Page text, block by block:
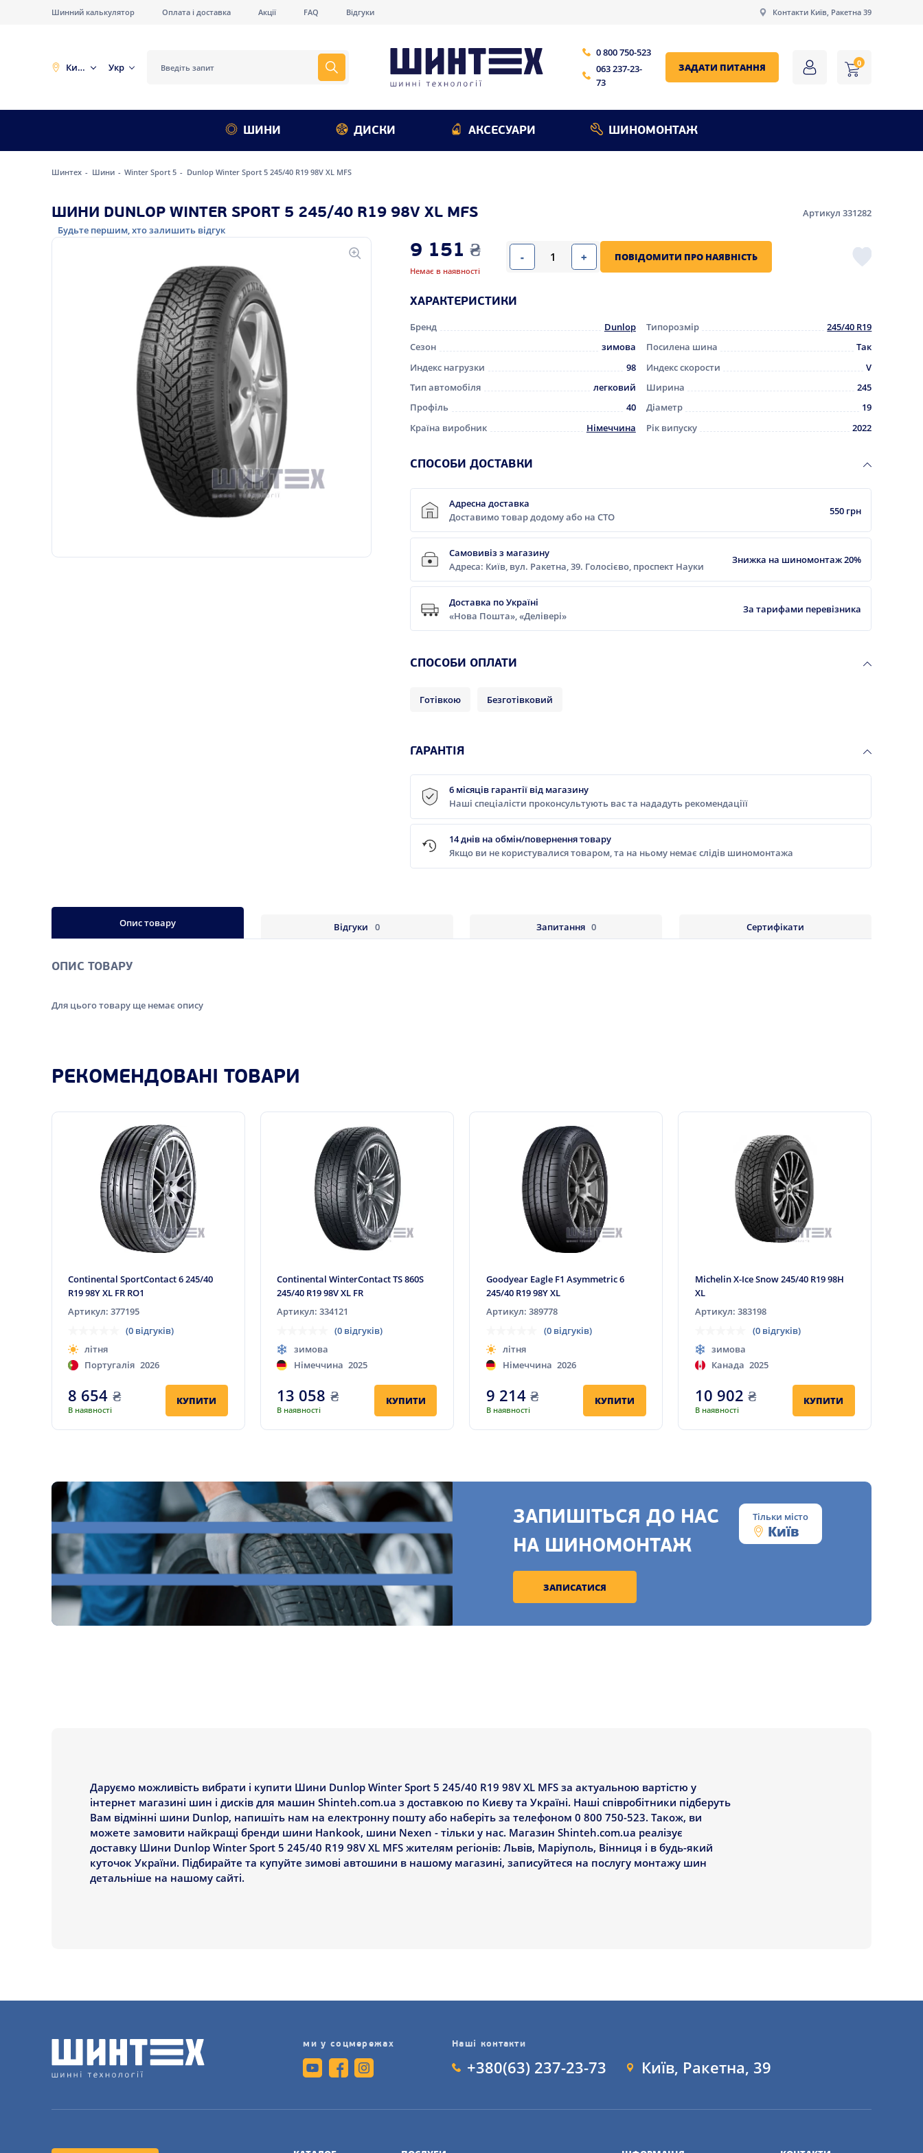
Шинний калькулятор Оплата і доставка Акції FAQ Відгуки Контакти Київ, Ракетна 39
Київ Укр
0 800 750-523
063 237-23-
73
ЗАДАТИ ПИТАННЯ 0
ШИНИ ДИСКИ АКСЕСУАРИ ШИНОМОНТАЖ
Шинтех Шини Winter Sport 5 Dunlop Winter Sport 5 245/40 R19 98V XL MFS
ШИНИ DUNLOP WINTER SPORT 5 245/40 R19 98V XL MFS
Артикул 331282
Будьте першим, хто залишить відгук
9 151 ₴
Немає в наявності
- + ПОВІДОМИТИ ПРО НАЯВНІСТЬ
ХАРАКТЕРИСТИКИ
Бренд Dunlop Типорозмір
245/40 R19
Сезон
зимова Посилена шина
Так
Индекс нагрузки
98 Индекс скорости
V
Тип автомобіля
легковий Ширина
245
Профіль
40 Діаметр
19
Країна виробник
Німеччина Рік випуску 2022
СПОСОБИ ДОСТАВКИ
Адресна доставка
Доставимо товар додому або на СТО
550 грн
Самовивіз з магазину
Адреса: Київ, вул. Ракетна, 39. Голосієво, проспект Науки
Знижка на шиномонтаж 20%
Доставка по Україні
«Нова Пошта», «Делівері»
За тарифами перевізника
СПОСОБИ ОПЛАТИ
Готівкою Безготівковий
ГАРАНТІЯ
6 місяців гарантії від магазину
Наші спеціалісти проконсультують вас та нададуть рекомендаціїї
14 днів на обмін/повернення товару
Якщо ви не користувалися товаром, та на ньому немає слідів шиномонтажа
Опис товару Відгуки 0 Запитання 0 Сертифікати
ОПИС ТОВАРУ
Для цього товару ще немає опису
РЕКОМЕНДОВАНІ ТОВАРИ
Continental SportContact 6 245/40
R19 98Y XL FR RO1
Артикул: 377195
(0 відгуків)
літня
Португалія 2026
8 654 ₴
В наявності
КУПИТИ
Continental WinterContact TS 860S
245/40 R19 98V XL FR
Артикул: 334121
(0 відгуків)
зимова
Німеччина 2025
13 058 ₴
В наявності
КУПИТИ
Goodyear Eagle F1 Asymmetric 6
245/40 R19 98Y XL
Артикул: 389778
(0 відгуків)
літня
Німеччина 2026
9 214 ₴
В наявності
КУПИТИ
Michelin X-Ice Snow 245/40 R19 98H
XL
Артикул: 383198
(0 відгуків)
зимова
Канада 2025
10 902 ₴
В наявності
КУПИТИ
ЗАПИШІТЬСЯ ДО НАС
НА ШИНОМОНТАЖ
Тільки місто
Київ
ЗАПИСАТИСЯ
Даруємо можливість вибрати і купити Шини Dunlop Winter Sport 5 245/40 R19 98V XL MFS за актуальною вартістю у
інтернет магазині шин і дисків для машин Shinteh.com.ua з доставкою по Києву та Україні. Наші співробітники підберуть
Вам відмінні шини Dunlop, напишіть нам на електронну пошту або наберіть за телефоном 0 800 750-523. Також, ви
можете замовити найкращі бренди шини Hankook, шини Nexen - тільки у нас. Магазин Shinteh.com.ua реалізує
доставку Шини Dunlop Winter Sport 5 245/40 R19 98V XL MFS жителям регіонів: Львів, Маріуполь, Вінниця і в будь-який
куточок України. Підбирайте та купуйте зимові автошини в нашому магазині, записуйтеся на послугу монтажу шин
детальніше на нашому сайті.
ми у соцмережах Наші контакти
+380(63) 237-23-73 Київ, Ракетна, 39